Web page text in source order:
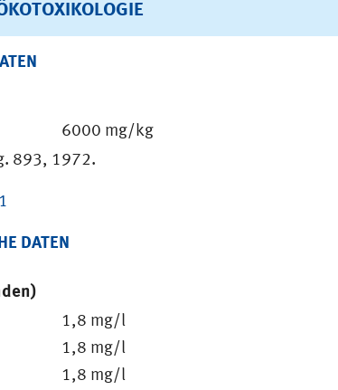
6000 mg/kg
893, 1972.
DATEN
1,8 mg/l
1,8 mg/l
1,8 mg/l